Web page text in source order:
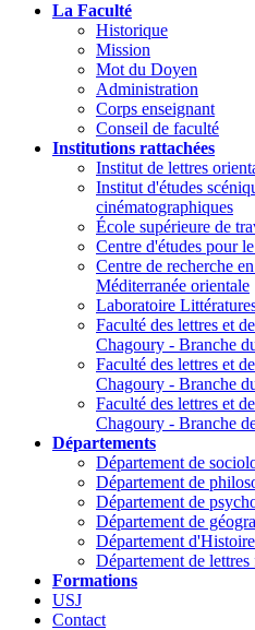
La Faculté
Historique
Mission
Mot du Doyen
Administration
Corps enseignant
Conseil de faculté
Institutions rattachées
Institut de lettres
Institut d'études
cinématographiques
École supérieure de
Centre d'études pour
Centre de recherche
Méditerranée orientale
Laboratoire
Faculté des lettres et
Chagoury - Branche
Faculté des lettres et
Chagoury - Branche
Faculté des lettres et
Chagoury - Branche
Départements
Département de
Département de
Département de
Département de
Département
Département de lettres
Formations
USJ
Contact